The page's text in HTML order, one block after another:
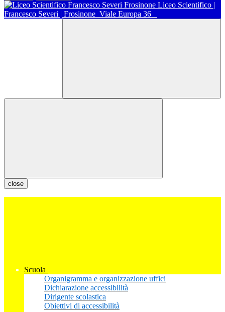
Liceo Scientifico |
Francesco Severi | Frosinone Viale Europa 36
close
Scuola
Organigramma e organizzazione uffici
Dichiarazione accessibilità
Dirigente scolastica
Obiettivi di accessibilità